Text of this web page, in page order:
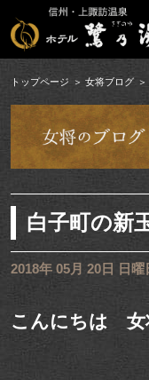
トップページ 女将ブログ
白子町の新
2018年 05月 20日 日曜
こんにちは 女